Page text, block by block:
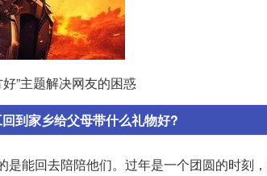
”主题解决网友的困惑
到家乡给父母带什么礼物好?
是能回去陪陪他们。过年是一个团圆的时刻